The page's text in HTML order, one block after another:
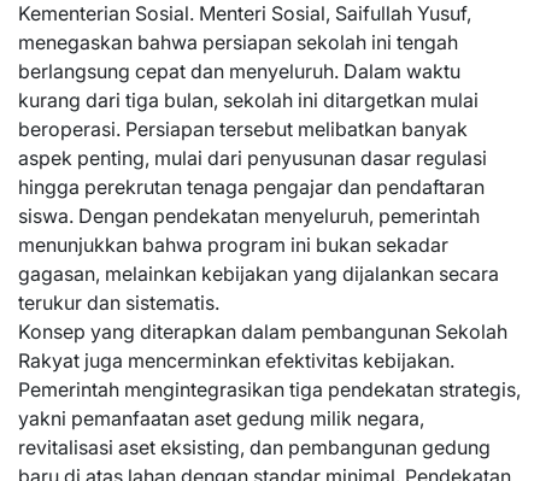
Kementerian Sosial. Menteri Sosial, Saifullah Yusuf,
menegaskan bahwa persiapan sekolah ini tengah
berlangsung cepat dan menyeluruh. Dalam waktu
kurang dari tiga bulan, sekolah ini ditargetkan mulai
beroperasi. Persiapan tersebut melibatkan banyak
aspek penting, mulai dari penyusunan dasar regulasi
hingga perekrutan tenaga pengajar dan pendaftaran
siswa. Dengan pendekatan menyeluruh, pemerintah
menunjukkan bahwa program ini bukan sekadar
gagasan, melainkan kebijakan yang dijalankan secara
terukur dan sistematis.
Konsep yang diterapkan dalam pembangunan Sekolah
Rakyat juga mencerminkan efektivitas kebijakan.
Pemerintah mengintegrasikan tiga pendekatan strategis,
yakni pemanfaatan aset gedung milik negara,
revitalisasi aset eksisting, dan pembangunan gedung
baru di atas lahan dengan standar minimal. Pendekatan